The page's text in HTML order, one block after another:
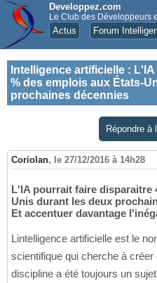
Developpez.com
Le Club des Développeurs
Actus Forum
Intelligence artificielle :
% des emplois aux États-
prochaines décennies
Répondre à
Coriolan, le 27/12/2016 à 14h28
L'IA pourrait faire disparaitre
Unis durant les deux
Et accentuer davantage
Lintelligence artificielle est le
scientifique qui cherche à créer
discipline a été toujours un